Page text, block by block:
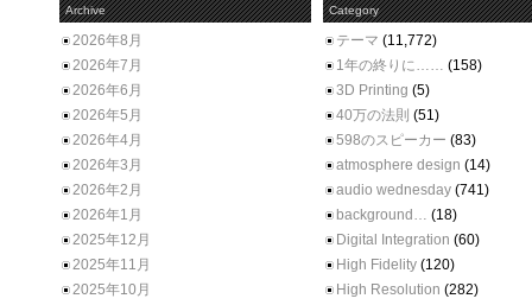
Archive
2026年8月
2026年7月
2026年6月
2026年5月
2026年4月
2026年3月
2026年2月
2026年1月
2025年12月
2025年11月
2025年10月
Category
テーマ (11,772)
1年の終りに…… (158)
3D Printing (5)
40万の法則 (51)
598のスピーカー (83)
atmosphere design (14)
audio wednesday (741)
background… (18)
Digital Integration (60)
High Fidelity (120)
High Resolution (282)